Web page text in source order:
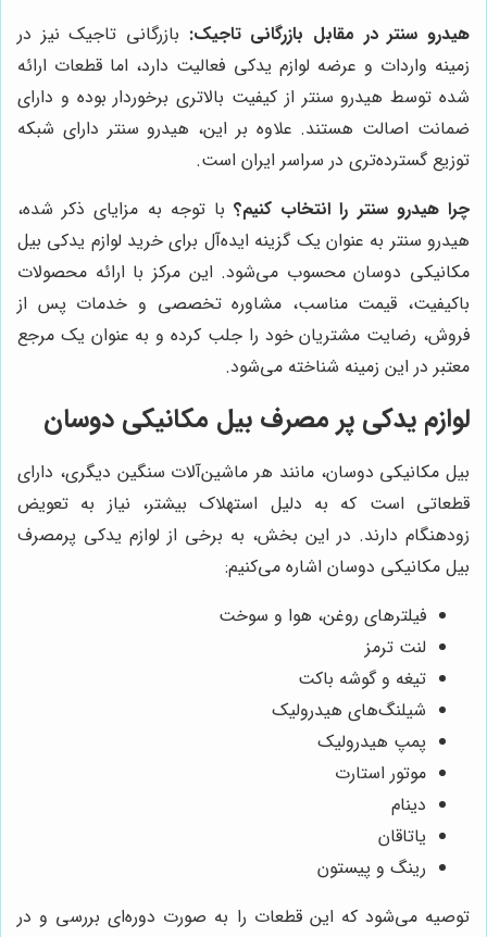
هیدرو سنتر در مقابل بازرگانی تاجیک: بازرگانی تاجیک نیز در
زمینه واردات و عرضه لوازم یدکی فعالیت دارد، اما قطعات ارائه
شده توسط هیدرو سنتر از کیفیت بالاتری برخوردار بوده و دارای
ضمانت اصالت هستند. علاوه بر این، هیدرو سنتر دارای شبکه
توزیع گسترده‌تری در سراسر ایران است.
چرا هیدرو سنتر را انتخاب کنیم؟با توجه به مزایای ذکر شده،
هیدرو سنتر به عنوان یک گزینه ایده‌آل برای خرید لوازم یدکی بیل
مکانیکی دوسان محسوب می‌شود. این مرکز با ارائه محصولات
باکیفیت، قیمت مناسب، مشاوره تخصصی و خدمات پس از
فروش، رضایت مشتریان خود را جلب کرده و به عنوان یک مرجع
معتبر در این زمینه شناخته می‌شود.
لوازم یدکی پر مصرف بیل مکانیکی دوسان
بیل مکانیکی دوسان، مانند هر ماشین‌آلات سنگین دیگری، دارای
قطعاتی است که به دلیل استهلاک بیشتر، نیاز به تعویض
زودهنگام دارند. در این بخش، به برخی از لوازم یدکی پرمصرف
بیل مکانیکی دوسان اشاره می‌کنیم:
فیلترهای روغن، هوا و سوخت
لنت ترمز
تیغه و گوشه باکت
شیلنگ‌های هیدرولیک
پمپ هیدرولیک
موتور استارت
دینام
یاتاقان
رینگ و پیستون
توصیه می‌شود که این قطعات را به صورت دوره‌ای بررسی و در